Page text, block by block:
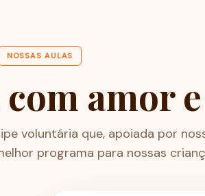
NOSSAS AULAS
amor
voluntária que, apoiada por
programa para nossas